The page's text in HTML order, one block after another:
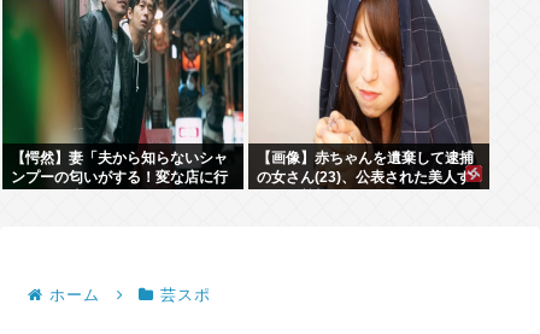
【愕然】妻「夫から知らないシャ
ンプーの匂いがする！変な店に行
【画像】赤ちゃんを遺棄して逮捕
の女さん(23)、公表された美人す
ホーム 芸スポ